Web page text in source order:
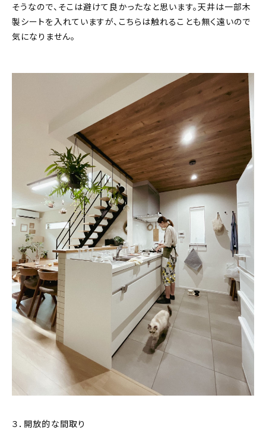
そうなので、そこは避けて良かったなと思います。天井は一部木
製シートを入れていますが、こちらは触れることも無く遠いので
気になりません。
３．開放的な間取り